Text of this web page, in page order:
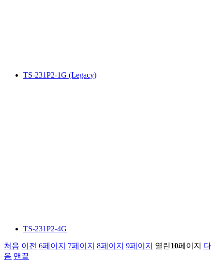
TS-231P2-1G (Legacy)
TS-231P2-4G
처음 이전 6페이지 7페이지 8페이지 9페이지 열린10페이지
다
음 맨끝